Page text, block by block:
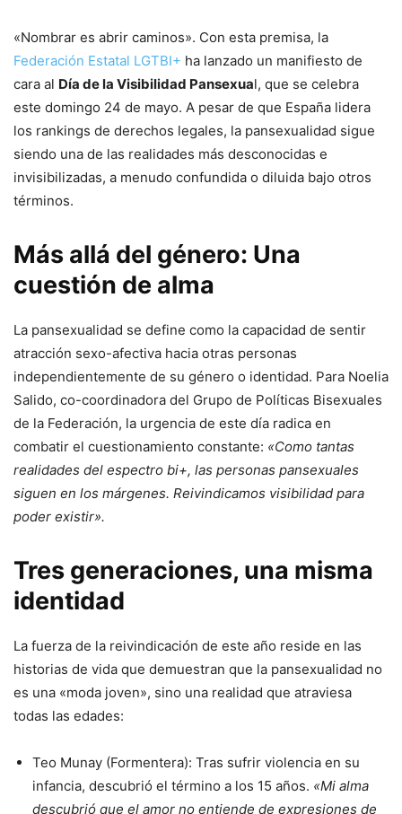
«Nombrar es abrir caminos». Con esta premisa, la
Federación Estatal LGTBI+ ha lanzado un manifiesto de
cara al Día de la Visibilidad Pansexual, que se celebra
este domingo 24 de mayo. A pesar de que España lidera
los rankings de derechos legales, la pansexualidad sigue
siendo una de las realidades más desconocidas e
invisibilizadas, a menudo confundida o diluida bajo otros
términos.
Más allá del género: Una
cuestión de alma
La pansexualidad se define como la capacidad de sentir
atracción sexo-afectiva hacia otras personas
independientemente de su género o identidad. Para Noelia
Salido, co-coordinadora del Grupo de Políticas Bisexuales
de la Federación, la urgencia de este día radica en
combatir el cuestionamiento constante: «Como tantas
realidades del espectro bi+, las personas pansexuales
siguen en los márgenes. Reivindicamos visibilidad para
poder existir».
Tres generaciones, una misma
identidad
La fuerza de la reivindicación de este año reside en las
historias de vida que demuestran que la pansexualidad no
es una «moda joven», sino una realidad que atraviesa
todas las edades:
Teo Munay (Formentera): Tras sufrir violencia en su
infancia, descubrió el término a los 15 años. «Mi alma
descubrió que el amor no entiende de expresiones de